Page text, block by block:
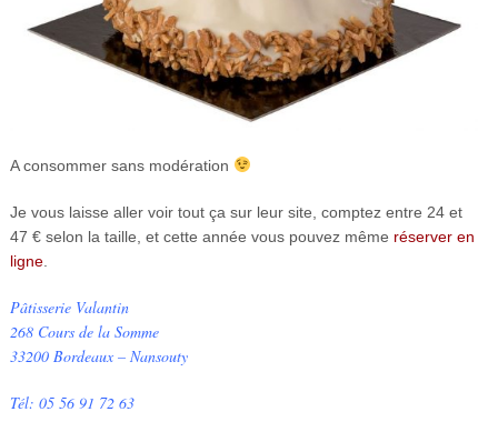
A consommer sans modération
Je vous laisse aller voir tout ça sur leur site, comptez entre 24 et
47 € selon la taille, et cette année vous pouvez même réserver en
ligne.
Pâtisserie Valantin
268 Cours de la Somme
33200 Bordeaux – Nansouty
Tél: 05 56 91 72 63